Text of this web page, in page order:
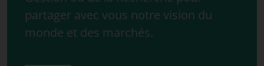
partager avec vous notre vision du
monde et des marchés.